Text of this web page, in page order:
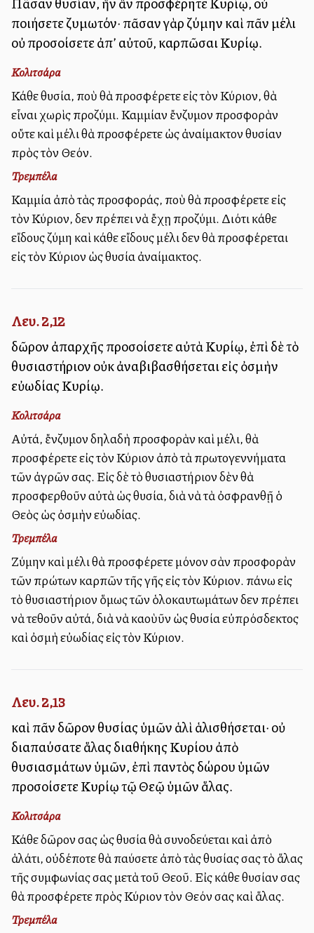
ποιήσετε ζυμωτόν· πᾶσαν γὰρ ζύμην καὶ πᾶν μέλι
οὐ προσοίσετε ἀπ’ αὐτοῦ, καρπῶσαι Κυρίῳ.
Κολιτσάρα
Κάθε θυσία, ποὺ θὰ προσφέρετε εἰς τὸν Κύριον, θὰ
εἶναι χωρὶς προζύμι. Καμμίαν ἔνζυμον προσφορὰν
οὔτε καὶ μέλι θὰ προσφέρετε ὡς ἀναίμακτον θυσίαν
πρὸς τὸν Θεόν.
Τρεμπέλα
Καμμία ἀπὸ τὰς προσφοράς, ποὺ θὰ προσφέρετε εἰς
τὸν Κύριον, δεν πρέπει νὰ ἔχῃ προζύμι. Διότι κάθε
εἴδους ζύμη καὶ κάθε εἴδους μέλι δεν θὰ προσφέρεται
εἰς τὸν Κύριον ὡς θυσία ἀναίμακτος.
Λευ. 2,12
δῶρον ἀπαρχῆς προσοίσετε αὐτὰ Κυρίῳ, ἐπὶ δὲ τὸ
θυσιαστήριον οὐκ ἀναβιβασθήσεται εἰς ὀσμὴν
εὐωδίας Κυρίῳ.
Κολιτσάρα
Αὐτά, ἔνζυμον δηλαδὴ προσφορὰν καὶ μέλι, θὰ
προσφέρετε εἰς τὸν Κύριον ἀπὸ τὰ πρωτογεννήματα
τῶν ἀγρῶν σας. Εἰς δὲ τὸ θυσιαστήριον δὲν θὰ
προσφερθοῦν αὐτὰ ὡς θυσία, διὰ νὰ τὰ ὀσφρανθῇ ὁ
Θεὸς ὡς ὀσμὴν εὐωδίας.
Τρεμπέλα
Ζύμην καὶ μέλι θὰ προσφέρετε μόνον σὰν προσφορὰν
τῶν πρώτων καρπῶν τῆς γῆς εἰς τὸν Κύριον. Ἐπάνω εἰς
τὸ θυσιαστήριον ὅμως τῶν ὁλοκαυτωμάτων δεν πρέπει
νὰ τεθοῦν αὐτά, διὰ νὰ καοὺῦν ὡς θυσία εὐπρόσδεκτος
καὶ ὀσμὴ εὐωδίας εἰς τὸν Κύριον.
Λευ. 2,13
καὶ πᾶν δῶρον θυσίας ὑμῶν ἁλὶ ἁλισθήσεται· οὐ
διαπαύσατε ἅλας διαθήκης Κυρίου ἀπὸ
θυσιασμάτων ὑμῶν, ἐπὶ παντὸς δώρου ὑμῶν
προσοίσετε Κυρίῳ τῷ Θεῷ ὑμῶν ἅλας.
Κολιτσάρα
Κάθε δῶρον σας ὡς θυσία θὰ συνοδεύεται καὶ ἀπὸ
ἁλάτι, οὐδέποτε θὰ παύσετε ἀπὸ τὰς θυσίας σας τὸ ἅλας
τῆς συμφωνίας σας μετὰ τοῦ Θεοῦ. Εἰς κάθε θυσίαν σας
θὰ προσφέρετε πρὸς Κύριον τὸν Θεόν σας καὶ ἅλας.
Τρεμπέλα